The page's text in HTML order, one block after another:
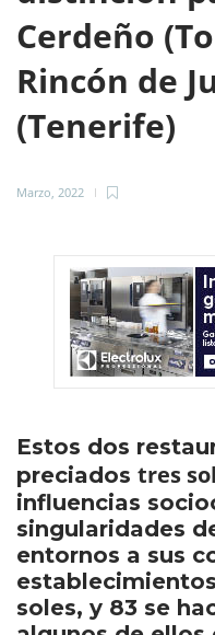
Cerdeño
Rincón de
(Tenerife)
Marzo, 2022
Estos dos
preciados tres
influencias
singularidades
entornos a sus
soles, y 83 se